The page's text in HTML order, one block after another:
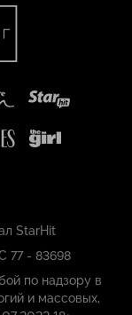
StarHit
77 - 83698
по надзору в
и массовых,